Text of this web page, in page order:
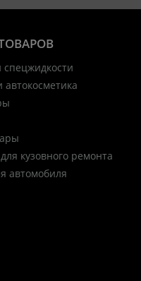
спецжидкости
кузовного ремонта
автомобиля